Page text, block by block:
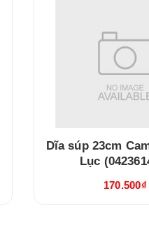
Dĩa súp 23cm
Lục
170.500₫